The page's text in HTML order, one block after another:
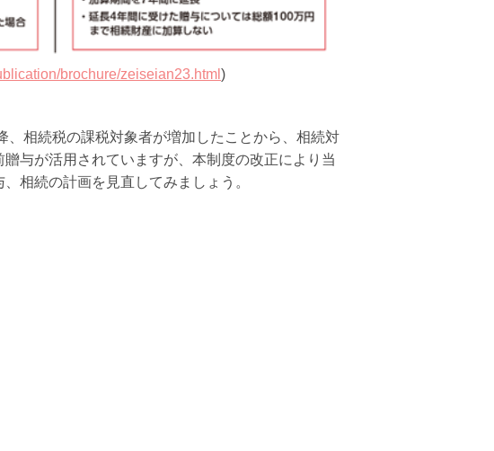
brochure/zeiseian23.html )
相続税の課税対象者が増加したことから、相続対
与が活用されていますが、本制度の改正により当
相続の計画を見直してみましょう。